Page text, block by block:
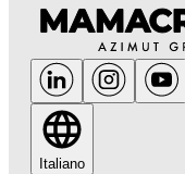
Italiano